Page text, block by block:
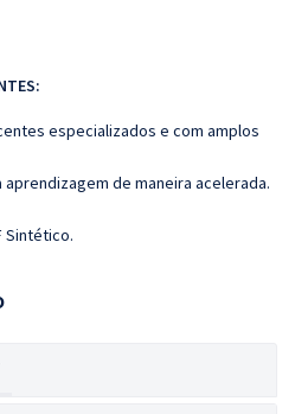
especializados e com amplos
de maneira acelerada.
Sintético.